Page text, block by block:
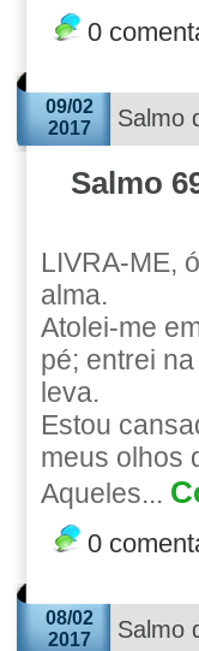
0
09/02
2017
Salmo
Salmo
LIVRA-ME,
alma.
Atolei-me
pé; entrei
leva.
Estou
meus olhos
Aqueles...
0
08/02
2017
Salmo